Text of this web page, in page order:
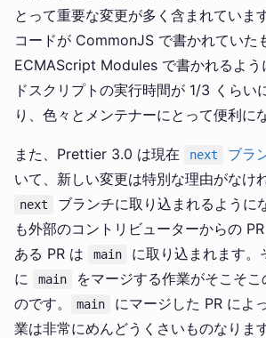
とって重要な変更が多く含まれていま
コードが CommonJS で書かれていた
ECMAScript Modules で書かれるよう
ドスクリプトの実行時間が 1/3 くらい
り、色々とメンテナーにとって便利に
また、Prettier 3.0 は現在 next ブラ
いて、新しい変更は特別な理由がなけ
next
ブランチに取り込まれるように
も外部のコントリビューターからの
ある PR は
main に取り込まれます。
に main
をマージする作業がそこそ
のです。
main
にマージした PR によ
業は非常にめんどうくさいものなります